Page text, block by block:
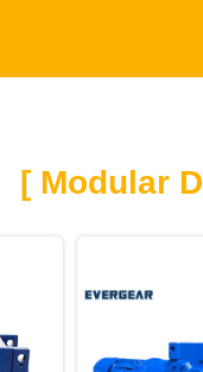
[ Modular